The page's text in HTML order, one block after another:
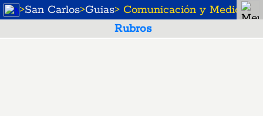
>San Carlos>Guias> Comunicación y Medios
Rubros